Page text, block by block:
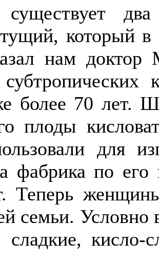
существует
который
нам доктор
более 70 лет.
плоды
для
фабрика по его
Теперь
семьи. Условно
сладкие, кисло-